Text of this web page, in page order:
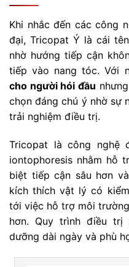
Khi nhắc đến các công
đại, Tricopat Ý là cái
nhờ hướng tiếp cận
tiếp vào nang tóc. Với
cho người hói đầu
chọn đáng chú ý nhờ sự
trải nghiệm điều trị.
Tricopat là công nghệ
iontophoresis nhằm hỗ
biệt tiếp cận sâu hơn
kích thích vật lý có
tới việc hỗ trợ môi
hơn. Quy trình điều trị
dưỡng dài ngày và phù